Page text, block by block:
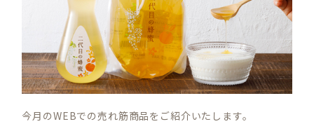
今月のWEBでの売れ筋商品をご紹介いたします。